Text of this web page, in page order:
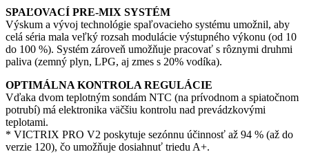
SPAĽOVACÍ PRE-MIX SYSTÉM
Výskum a vývoj technológie spaľovacieho systému umožnil, aby
celá séria mala veľký rozsah modulácie výstupného výkonu (od 10
do 100 %). Systém zároveň umožňuje pracovať s rôznymi druhmi
paliva (zemný plyn, LPG, aj zmes s 20% vodíka).
OPTIMÁLNA KONTROLA REGULÁCIE
Vďaka dvom teplotným sondám NTC (na prívodnom a spiatočnom
potrubí) má elektronika väčšiu kontrolu nad prevádzkovými
teplotami.
* VICTRIX PRO V2 poskytuje sezónnu účinnosť až 94 % (až do
verzie 120), čo umožňuje dosiahnuť triedu A+.